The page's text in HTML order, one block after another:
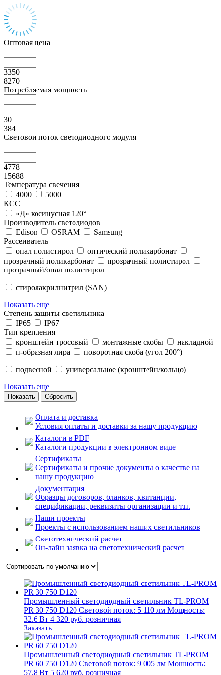
Оптовая цена
3350
8270
Потребляемая мощность
30
384
Световой поток светодиодного модуля
4778
15688
Температура свечения
4000
5000
КСС
«Д» косинусная 120°
Производитель светодиодов
Edison
OSRAM
Samsung
Рассеиватель
опал полистирол
оптический поликарбонат
прозрачный поликарбонат
прозрачный полистирол
прозрачный/опал полистирол
стиролакрилнитрил (SAN)
Показать еще
Степень защиты светильника
IP65
IP67
Тип крепления
кронштейн тросовый
монтажные скобы
накладной
п-образная лира
поворотная скоба (угол 200°)
подвесной
универсальное (кронштейн/кольцо)
Показать еще
Оплата и доставка
Условия оплаты и доставки за нашу продукцию
Каталоги в PDF
Каталоги продукции в электронном виде
Сертификаты
Сертификаты и прочие документы о качестве на
нашу продукцию
Документация
Образцы договоров, бланков, квитанций,
спецификации, реквизиты организации и т.п.
Наши проекты
Проекты с использованием наших светильников
Светотехнический расчет
Он-лайн заявка на светотехнический расчет
Промышленный светодиодный светильник TL-PROM
PR 30 750 D120 Световой поток: 5 110 лм Мощность:
32.6 Вт 4 320 руб. розничная
Заказать
Промышленный светодиодный светильник TL-PROM
PR 60 750 D120 Световой поток: 9 005 лм Мощность:
57.8 Вт 5 620 руб. розничная